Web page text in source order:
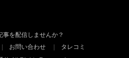
事を配信しませんか？
お問い合わせ
タレコミ